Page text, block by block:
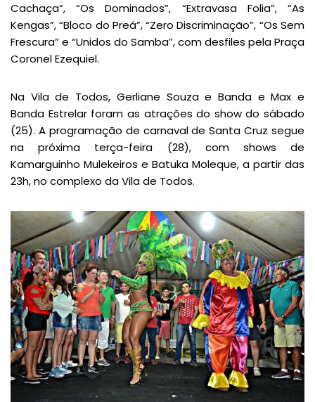
Cachaça”, “Os Dominados”, “Extravasa Folia”, “As
Kengas”, “Bloco do Preá”, “Zero Discriminação”, “Os Sem
Frescura” e “Unidos do Samba”, com desfiles pela Praça
Coronel Ezequiel.
Na Vila de Todos, Gerliane Souza e Banda e Max e
Banda Estrelar foram as atrações do show do sábado
(25). A programação de carnaval de Santa Cruz segue
na próxima terça-feira (28), com shows de
Kamarguinho Mulekeiros e Batuka Moleque, a partir das
23h, no complexo da Vila de Todos.